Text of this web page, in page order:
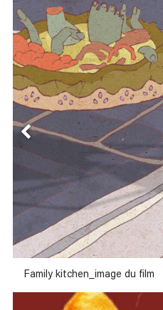
Family kitchen_image du film